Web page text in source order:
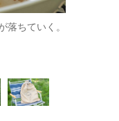
落ちていく。